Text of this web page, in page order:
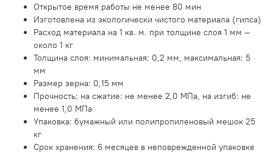
Открытое время работы не менее 80 мин
Изготовлена из экологически чистого материала (гипса)
Расход материала на 1 кв. м. при толщине слоя 1 мм —
около 1 кг
Толщина слоя: минимальная: 0,2 мм, максимальная: 5
мм
Размер зерна: 0,15 мм
Прочность: на сжатие: не менее 2,0 МПа, на изгиб: не
менее 1,0 МПа
Упаковка: бумажный или полипропиленовый мешок 25
кг
Срок хранения: 6 месяцев в неповрежденной упаковке